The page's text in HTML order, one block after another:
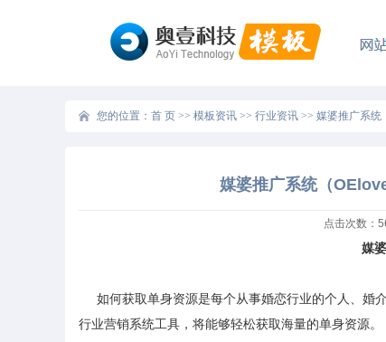
您的位置： 首 页 >> 模板资讯 >> 行业资讯 >> 媒婆推广系统
媒婆推广系统（
点击次数：
媒
如何获取单身资源是每个从事婚恋行业的个人、婚
行业营销系统工具，将能够轻松获取海量的单身资源。